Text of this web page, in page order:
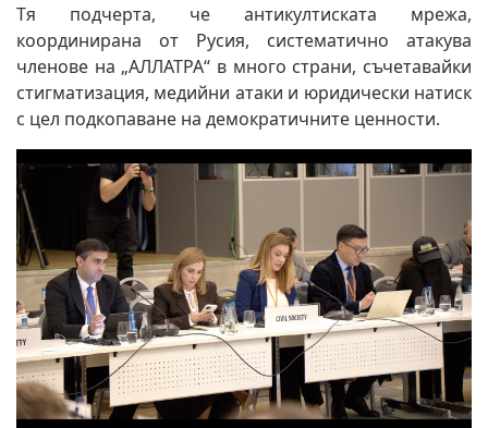
Тя подчерта, че антикултиската мрежа,
координирана от Русия, систематично атакува
членове на „АЛЛАТРА“ в много страни, съчетавайки
стигматизация, медийни атаки и юридически натиск
с цел подкопаване на демократичните ценности.